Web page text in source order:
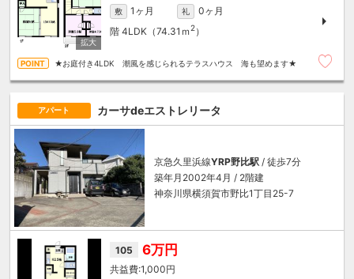
敷 1ヶ月 礼
0ヶ月
階 4LDK（74.31ｍ 2）
★お庭付き4LDK 潮風を感じられるテラスハウス 海も望めます★
アパート カーサdeエストレリータ
京急久里浜線YRP野比駅 / 徒歩7分
築年月2002年4月 / 2階建
神奈川県横須賀市野比1丁目25-7
105 6万円
1,000円